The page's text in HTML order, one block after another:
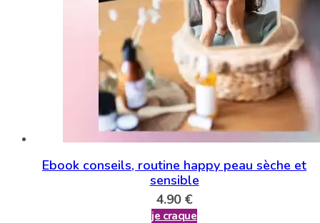
Ebook conseils, routine happy peau sèche et
sensible
4.90 €
je craque